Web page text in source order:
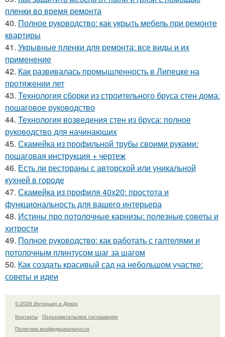
пленки во время ремонта
40. Полное руководство: как укрыть мебель при ремонте
квартиры
41. Укрывные пленки для ремонта: все виды и их
применение
42. Как развивалась промышленность в Липецке на
протяжении лет
43. Технология сборки из строительного бруса стен дома:
пошаговое руководство
44. Технология возведения стен из бруса: полное
руководство для начинающих
45. Скамейка из профильной трубы своими руками:
пошаговая инструкция + чертеж
46. Есть ли рестораны с авторской или уникальной
кухней в городе
47. Скамейка из профиля 40х20: простота и
функциональность для вашего интерьера
48. Истины про потолочные карнизы: полезные советы и
хитрости
49. Полное руководство: как работать с галтелями и
потолочным плинтусом шаг за шагом
50. Как создать красивый сад на небольшом участке:
советы и идеи
© 2026 Интерьер и Декор
Контакты
Пользовательское соглашение
Политика конфидециальности